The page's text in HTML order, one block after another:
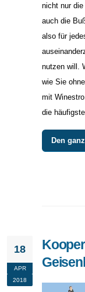
nicht nur
auch die
also für
nutzen will.
wie Sie
mit
die
Den
18
APR
2018